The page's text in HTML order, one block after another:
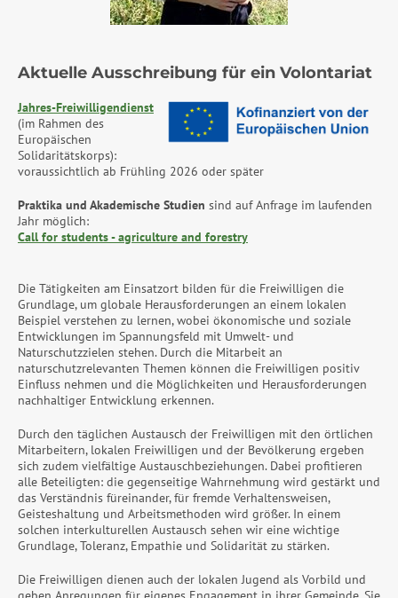
Aktuelle Ausschreibung für ein Volontariat
Jahres-Freiwilligendienst
(im Rahmen des
Europäischen
Solidaritätskorps):
voraussichtlich ab Frühling 2026 oder später
Praktika und Akademische Studien sind auf Anfrage im laufenden
Jahr möglich:
Call for students - agriculture and forestry
Die Tätigkeiten am Einsatzort bilden für die Freiwilligen die
Grundlage, um globale Herausforderungen an einem lokalen
Beispiel verstehen zu lernen, wobei ökonomische und soziale
Entwicklungen im Spannungsfeld mit Umwelt- und
Naturschutzzielen stehen. Durch die Mitarbeit an
naturschutzrelevanten Themen können die Freiwilligen positiv
Einfluss nehmen und die Möglichkeiten und Herausforderungen
nachhaltiger Entwicklung erkennen.
Durch den täglichen Austausch der Freiwilligen mit den örtlichen
Mitarbeitern, lokalen Freiwilligen und der Bevölkerung ergeben
sich zudem vielfältige Austauschbeziehungen. Dabei profitieren
alle Beteiligten: die gegenseitige Wahrnehmung wird gestärkt und
das Verständnis füreinander, für fremde Verhaltensweisen,
Geisteshaltung und Arbeitsmethoden wird größer. In einem
solchen interkulturellen Austausch sehen wir eine wichtige
Grundlage, Toleranz, Empathie und Solidarität zu stärken.
Die Freiwilligen dienen auch der lokalen Jugend als Vorbild und